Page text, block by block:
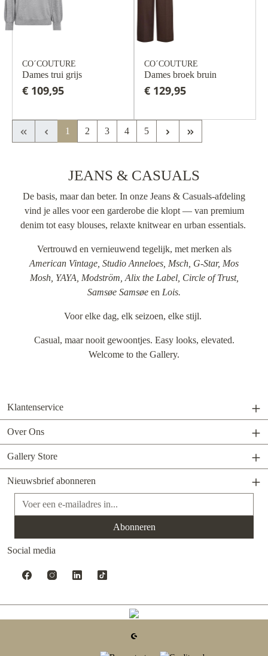
CO´COUTURE
Dames trui grijs
€ 109,95
CO´COUTURE
Dames broek bruin
€ 129,95
Eerste paginaVorige pagina
1 2 3 4 5 Volgende pagina
Laatste pagina
JEANS & CASUALS
De basis, maar dan beter. In onze Jeans & Casuals-afdeling
vind je alles voor een garderobe die klopt — van premium
denim tot easy blouses, relaxte knitwear en urban essentials.
Vertrouwd en vernieuwend tegelijk, met merken als
American Vintage, Studio Anneloes, Msch, G-Star, Mos
Mosh, YAYA, Modström, Alix the Label, Circle of Trust,
Samsøe Samsøe en Lois.
Voor elke dag, elk seizoen, elke stijl.
Casual, maar nooit gewoontjes. Easy looks, elevated.
Welcome to the Gallery.
Klantenservice
Over Ons
Gallery Store
Nieuwsbrief abonneren
E-mailadres*
Abonneren
Social media